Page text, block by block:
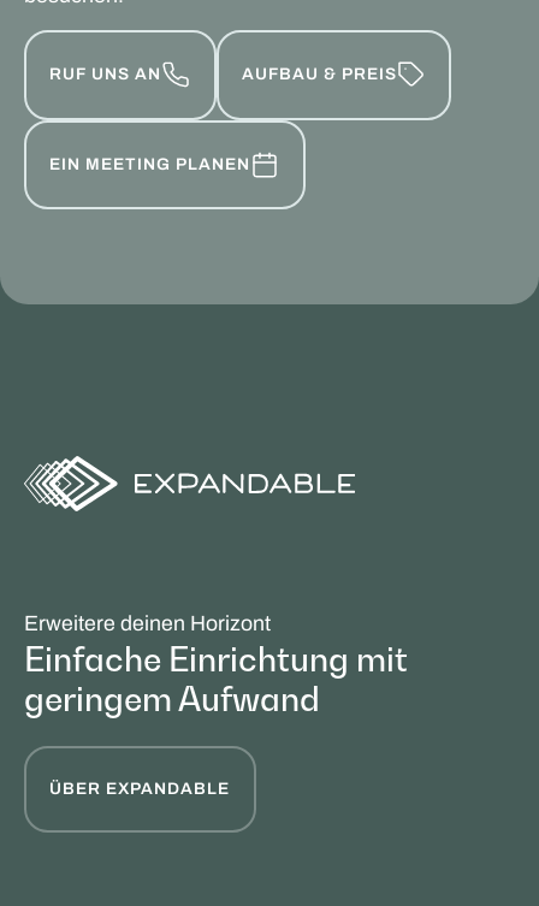
RUF UNS AN AUFBAU & PREIS
EIN MEETING PLANEN
Erweitere deinen Horizont
Einfache Einrichtung mit
geringem Aufwand
ÜBER EXPANDABLE